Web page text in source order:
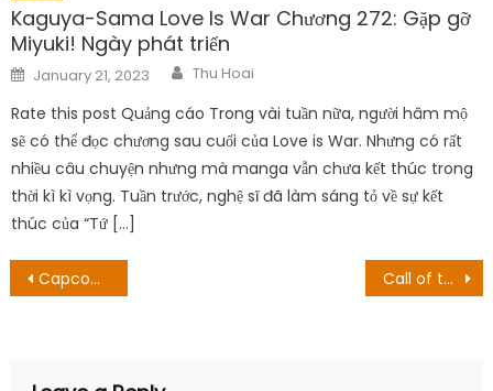
Kaguya-Sama Love Is War Chương 272: Gặp gỡ
Miyuki! Ngày phát triển
Posted
on
January 21, 2023 Author
Thu Hoai
Rate this post Quảng cáo Trong vài tuần nữa, người hâm mộ
sẽ có thể đọc chương sau cuối của Love is War. Nhưng có rất
nhiều câu chuyện nhưng mà manga vẫn chưa kết thúc trong
thời kì kì vọng. Tuần trước, nghệ sĩ đã làm sáng tỏ về sự kết
thúc của “Tứ […]
Post
Capcom hợp tác với Netflix để làm anime Onimusha Call of the Night Tập 3 Tóm tắt và Kết thúc, giảng giải